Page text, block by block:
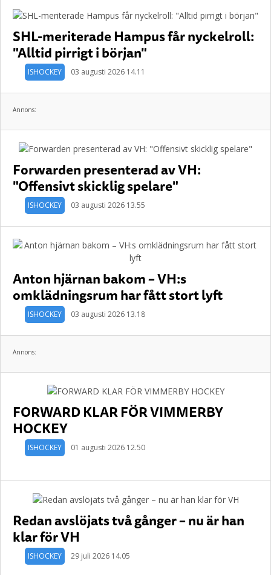
SHL-meriterade Hampus får nyckelroll:
"Alltid pirrigt i början"
ISHOCKEY 03 augusti 2026 14.11
Annons:
Forwarden presenterad av VH:
"Offensivt skicklig spelare"
ISHOCKEY 03 augusti 2026 13.55
Anton hjärnan bakom – VH:s
omklädningsrum har fått stort lyft
ISHOCKEY 03 augusti 2026 13.18
Annons:
FORWARD KLAR FÖR VIMMERBY
HOCKEY
ISHOCKEY 01 augusti 2026 12.50
Redan avslöjats två gånger – nu är han
klar för VH
ISHOCKEY 29 juli 2026 14.05